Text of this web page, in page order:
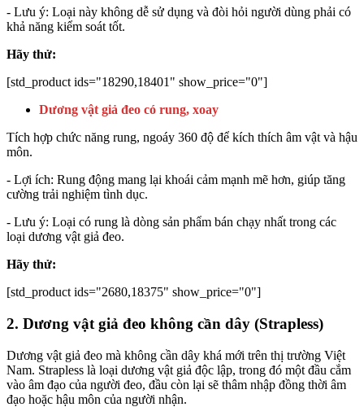
- Lưu ý: Loại này không dễ sử dụng và đòi hỏi người dùng phải có
khả năng kiểm soát tốt.
Hãy thử:
[std_product ids="18290,18401" show_price="0"]
Dương vật giả đeo có rung, xoay
Tích hợp chức năng rung, ngoáy 360 độ để kích thích âm vật và hậu
môn.
- Lợi ích: Rung động mang lại khoái cảm mạnh mẽ hơn, giúp tăng
cường trải nghiệm tình dục.
- Lưu ý: Loại có rung là dòng sản phẩm bán chạy nhất trong các
loại dương vật giả đeo.
Hãy thử:
[std_product ids="2680,18375" show_price="0"]
2. Dương vật giả đeo không cần dây (Strapless)
Dương vật giả đeo mà không cần dây khá mới trên thị trường Việt
Nam. Strapless là loại dương vật giả độc lập, trong đó một đầu cắm
vào âm đạo của người đeo, đầu còn lại sẽ thâm nhập đồng thời âm
đạo hoặc hậu môn của người nhận.